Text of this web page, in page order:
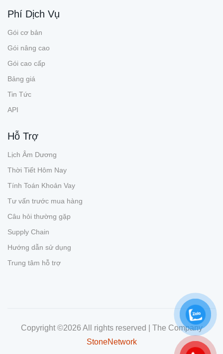
Phí Dịch Vụ
Gói cơ bản
Gói nâng cao
Gói cao cấp
Bảng giá
Tin Tức
API
Hỗ Trợ
Lịch Âm Dương
Thời Tiết Hôm Nay
Tính Toán Khoản Vay
Tư vấn trước mua hàng
Câu hỏi thường gặp
Supply Chain
Hướng dẫn sử dụng
Trung tâm hỗ trợ
Copyright ©2026 All rights reserved | The Company
StoneNetwork